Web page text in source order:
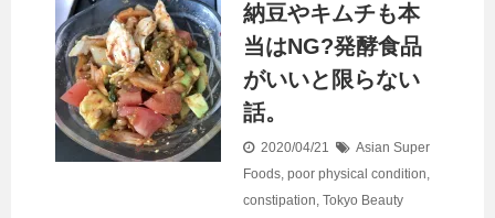
納豆やキムチも本
当はNG?発酵食品
がいいと限らない
話。
2020/04/21
Asian Super
Foods, poor physical condition,
constipation, Tokyo Beauty